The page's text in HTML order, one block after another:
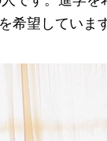
希望していま